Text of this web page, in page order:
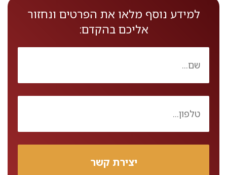
למידע נוסף מלאו את הפרטים ונחזור
אליכם בהקדם: